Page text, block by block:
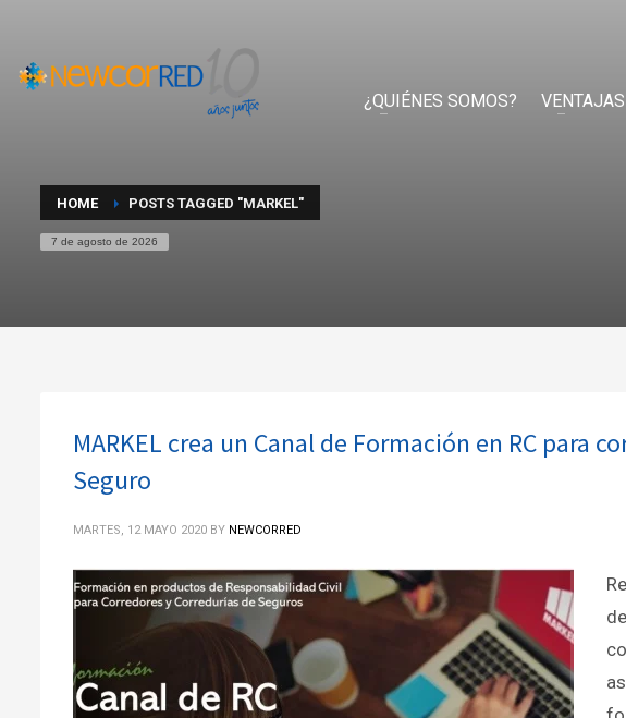
¿QUIÉNES SOMOS? VENTAJAS
HOME POSTS TAGGED "MARKEL"
7 de agosto de 2026
MARKEL crea un Canal de Formación en RC para
Seguro
MARTES, 12 MAYO 2020 BY NEWCORRED